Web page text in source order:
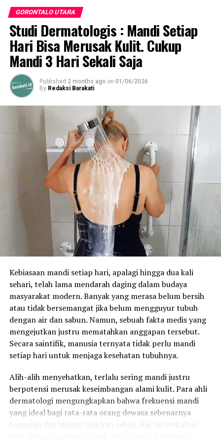
RELATED TOPICS: BI GORONTALO
UP NEXT
4 Pejabat Eselon ll Resmi Dilantik Bupati Thariq
Modanggu
DON'T MISS
32 Anak Dan Remaja Ikuti Operasi Bibir Sumbing di
RSUD Bumi Panua
GORONTALO UTARA
Studi Dermatologis : Mandi Setiap
Hari Bisa Merusak Kulit. Cukup
Mandi 3 Hari Sekali Saja
Published 2 months ago on 01/06/2026
By Redaksi Barakati
Kebiasaan mandi setiap hari, apalagi hingga dua kali
sehari, telah lama mendarah daging dalam budaya
masyarakat modern. Banyak yang merasa belum bersih
atau tidak bersemangat jika belum mengguyur tubuh
dengan air dan sabun. Namun, sebuah fakta medis yang
mengejutkan justru mematahkan anggapan tersebut.
Secara saintifik, manusia ternyata tidak perlu mandi
setiap hari untuk menjaga kesehatan tubuhnya.
Alih-alih menyehatkan, terlalu sering mandi justru
berpotensi merusak keseimbangan alami kulit. Para ahli
dermatologi mengungkapkan bahwa frekuensi mandi
yang ideal bagi rata-rata orang dewasa sebenarnya
hanyalah dua hingga tiga hari sekali. Hal ini berkaitan